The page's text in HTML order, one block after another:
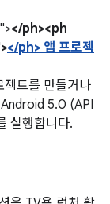
</ph><ph
</ph> 앱 프로젝
젝트를 만들거나
5.0 (API
실행합니다.